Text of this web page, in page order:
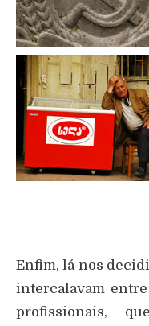
Enfim, lá nos
intercalavam
profissionais,